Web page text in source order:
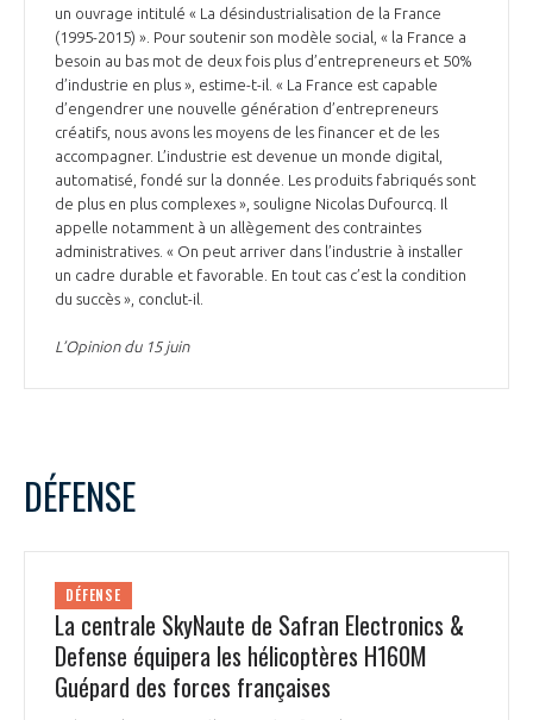
INTERNATIONALISATION
un ouvrage intitulé « La désindustrialisation de la France
(1995-2015) ». Pour soutenir son modèle social, « la France a
besoin au bas mot de deux fois plus d’entrepreneurs et 50%
d’industrie en plus », estime-t-il. « La France est capable
d’engendrer une nouvelle génération d’entrepreneurs
créatifs, nous avons les moyens de les financer et de les
accompagner. L’industrie est devenue un monde digital,
automatisé, fondé sur la donnée. Les produits fabriqués sont
de plus en plus complexes », souligne Nicolas Dufourcq. Il
appelle notamment à un allègement des contraintes
administratives. « On peut arriver dans l’industrie à installer
un cadre durable et favorable. En tout cas c’est la condition
du succès », conclut-il.
L’Opinion du 15 juin
DÉFENSE
DÉFENSE
La centrale SkyNaute de Safran Electronics &
Defense équipera les hélicoptères H160M
Guépard des forces françaises